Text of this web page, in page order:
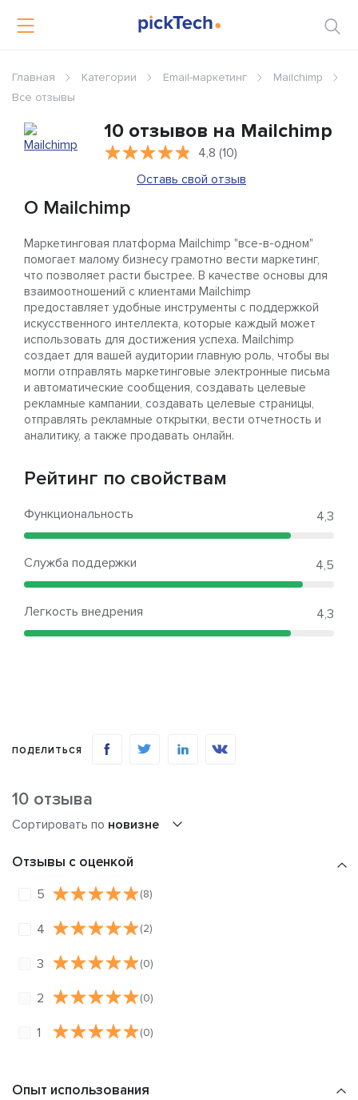
Главная Категории Email-маркетинг
Mailchimp
Все отзывы
10 отзывов на Mailchimp
4,8 (10)
Оставь свой отзыв
О Mailchimp
Маркетинговая платформа Mailchimp "все-в-одном"
помогает малому бизнесу грамотно вести маркетинг,
что позволяет расти быстрее. В качестве основы для
взаимоотношений с клиентами Mailchimp
предоставляет удобные инструменты с поддержкой
искусственного интеллекта, которые каждый может
использовать для достижения успеха. Mailchimp
создает для вашей аудитории главную роль, чтобы вы
могли отправлять маркетинговые электронные письма
и автоматические сообщения, создавать целевые
рекламные кампании, создавать целевые страницы,
отправлять рекламные открытки, вести отчетность и
аналитику, а также продавать онлайн.
Рейтинг по свойствам
Функциональность 4,3
Служба поддержки 4,5
Легкость внедрения 4,3
ПОДЕЛИТЬСЯ
10 отзыва
Сортировать по новизне
Отзывы с оценкой
5 (8)
4 (2)
3 (0)
2 (0)
1 (0)
Опыт использования